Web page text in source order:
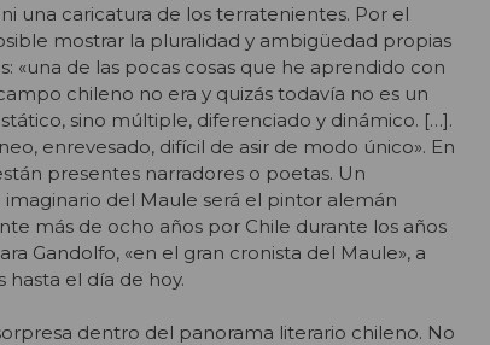
una caricatura de los terratenientes. Por el
mostrar la pluralidad y ambigüedad propias
«una de las pocas cosas que he aprendido con
chileno no era y quizás todavía no es un
sino múltiple, diferenciado y dinámico. […].
enrevesado, difícil de asir de modo único». En
presentes narradores o poetas. Un
del Maule será el pintor alemán
más de ocho años por Chile durante los años
Gandolfo, «en el gran cronista del Maule», a
hasta el día de hoy.
dentro del panorama literario chileno. No